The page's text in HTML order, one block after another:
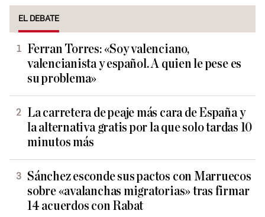
EL DEBATE
Ferran Torres: «Soy valenciano,
valencianista y español. A quien le pese es
su problema»
La carretera de peaje más cara de España y
la alternativa gratis por la que solo tardas 10
minutos más
Sánchez esconde sus pactos con Marruecos
sobre «avalanchas migratorias» tras firmar
14 acuerdos con Rabat